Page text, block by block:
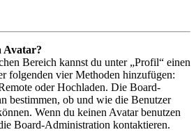
Avatar?
Bereich kannst du unter „Profil“ einen
folgenden vier Methoden hinzufügen:
oder Hochladen. Die Board-
bestimmen, ob und wie die Benutzer
Wenn du keinen Avatar benutzen
Board-Administration kontaktieren.